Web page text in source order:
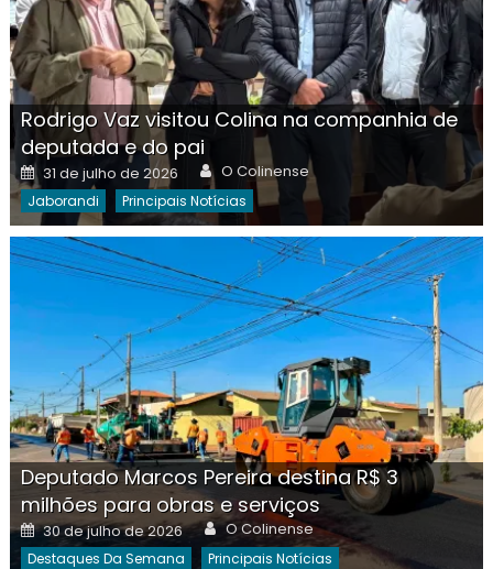
Rodrigo Vaz visitou Colina na companhia de
deputada e do pai
Posted
on
31 de julho de 2026 Author
O Colinense
Jaborandi Principais Notícias
Deputado Marcos Pereira destina R$ 3
milhões para obras e serviços
Posted
on
30 de julho de 2026 Author
O Colinense
Destaques Da Semana Principais Notícias